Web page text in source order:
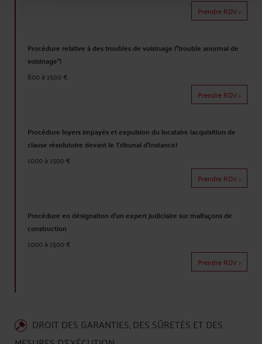
Prendre RDV >
Procédure relative à des troubles de voisinage ("trouble anormal de
voisinage")
800 à 1500 €
Prendre RDV >
Procédure loyers impayés et expulsion du locataire (acquisition de
clause résolutoire devant le Tribunal d'Instance)
1000 à 1500 €
Prendre RDV >
Procédure en désignation d'un expert judiciaire sur malfaçons de
construction
1000 à 1500 €
Prendre RDV >
DROIT DES GARANTIES, DES SÛRETÉS ET DES